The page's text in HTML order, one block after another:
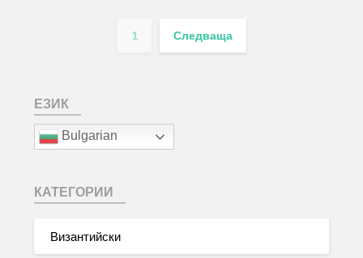
1 Следваща
ЕЗИК
Bulgarian
КАТЕГОРИИ
Византийски